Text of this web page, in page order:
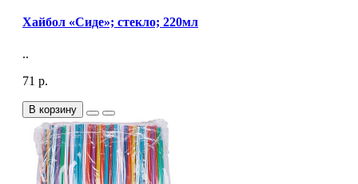
Хайбол «Сиде»; стекло; 220мл
..
71 р.
В корзину